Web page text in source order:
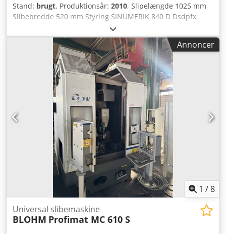
Stand: brugt, Produktionsår: 2010, Slipelængde 1025 mm
Slibebredde 520 mm Styring SINUMERIK 840 D Dsdpfx
Aevxwl Aoi Ijkr Værktøjsoptagelse HSK-A 63 A-akse °
Emnevægt 30 kg Afstand slibespindel - bord min./maks.
473,5 - 1023,5 mm X-akse 520 mm Y-akse 550 mm Z-akse
1000 mm V-akse 166 mm Fremføring X-akse 4 - 6.000
mm/min Fremføring Y-akse 4 - 4.000 mm/min Fremføring
Z-akse 30 - 25.000 mm/min Bordmål 1.400 x 874 mm
Slibespindelomdrejningstal trinfrit 0 - 12.000 o/min Drevet
effekt – slibemotor 35,00 kW Slibesivediameter min./maks.
100 / 300 mm Slibeskivebredde 60 mm Samlet effektbehov
100,00 kW Maskinvægt ca. 11,00 t Pladsbehov ca. 8,60 x
7,25 x H3,80 m Profilslibemaskine i 5-akset udførelse, med
SIEMENS SIN840D, dobbeltdrejeanordning (B- og C-akse),
V-akse (kølemiddeldyser). Værktøjsudskiftning EROWA
(maskinen kan også anvendes uden værktøjsveksler),
brandslukningssystem, Renishaw måleprobe forberedt.
Uden værktøjs-/emnestyringscomputer. Uden
kølemiddelanlæg – var tilsluttet central forsyning.
Annoncer
1 /8
Universal slibemaskine
BLOHM Profimat MC 610 S